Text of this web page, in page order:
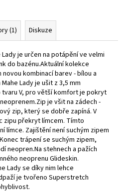
(1) Diskuze
je určen na potápění ve velmi
do bazénu.Aktuální kolekce
kombinací barev - bílou a
Lady je ušit z 3,5 mm
V, pro větší komfort je pokryt
je všit na zádech -
zip, který se dobře zapíná. V
zipu překryt límcem. Tímto
límce. Zajištění není suchým zipem
trápení se suchým zipem,
neopren.Na stehnech a pažích
neoprenu Glideskin.
Lady se díky nim lehce
je tvořeno Superstretch